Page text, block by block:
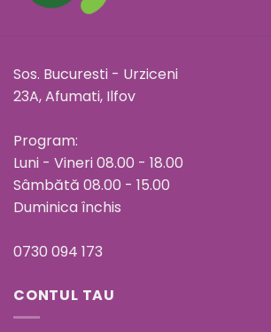
Sos. Bucuresti - Urziceni
23A, Afumati, Ilfov
Program:
Luni - Vineri 08.00 - 18.00
Sâmbătă 08.00 - 15.00
Duminica închis
0730 094 173
CONTUL TAU